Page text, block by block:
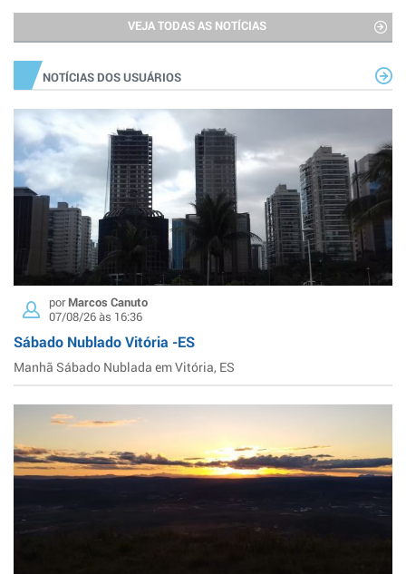
VEJA TODAS AS NOTÍCIAS
NOTÍCIAS DOS USUÁRIOS
porMarcos Canuto
07/08/26 às 16:36
Sábado Nublado Vitória -ES
Manhã Sábado Nublada em Vitória, ES